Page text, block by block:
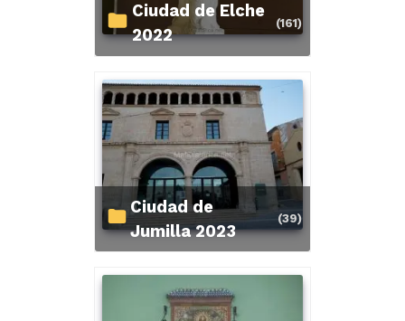
Ciudad de Elche
2022
(161)
Ciudad de
Jumilla 2023
(39)